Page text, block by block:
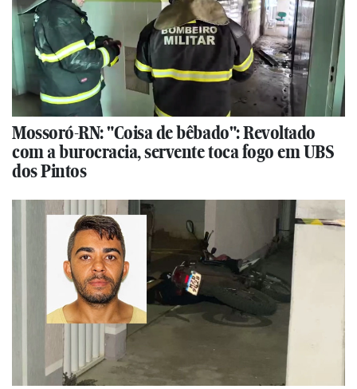
Mossoró-RN: "Coisa de bêbado": Revoltado
com a burocracia, servente toca fogo em UBS
dos Pintos